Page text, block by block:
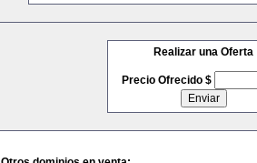
Realizar una Oferta
Precio Ofrecido $